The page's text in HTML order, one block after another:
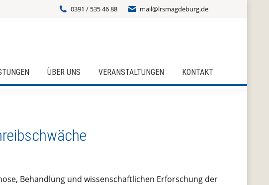
0391 / 535 46 88 mail@lrsmagdeburg.de
ÜBER UNS VERANSTALTUNGEN KONTAKT
Behandlung und wissenschaftlichen Erforschung der